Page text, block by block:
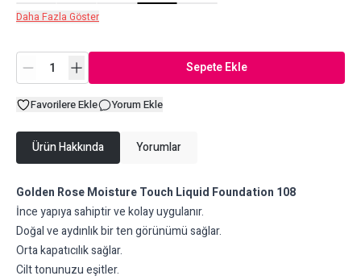
Daha Fazla Göster
Sepete Ekle
Favorilere Ekle Yorum Ekle
Ürün Hakkında Yorumlar
Golden Rose Moisture Touch Liquid Foundation 108
İnce yapıya sahiptir ve kolay uygulanır.
Doğal ve aydınlık bir ten görünümü sağlar.
Orta kapatıcılık sağlar.
Cilt tonunuzu eşitler.